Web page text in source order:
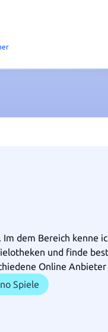
dem Bereich kenne
und finde
Online Anbieter
Spiele